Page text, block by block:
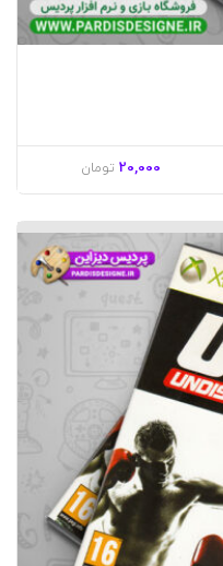
20,000 تومان